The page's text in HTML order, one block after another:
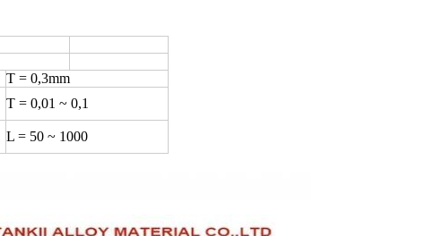
T = 0,3mm
T = 0,01 ~ 0,1
L = 50 ~ 1000